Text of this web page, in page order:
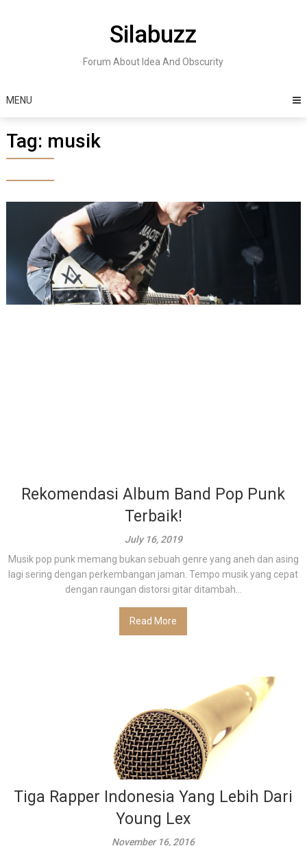
Silabuzz
Forum About Idea And Obscurity
MENU
Tag: musik
Rekomendasi Album Band Pop Punk
Terbaik!
July 16, 2019
Musik pop punk memang bukan sebuah genre yang aneh dan asing
lagi sering dengan perkembangan jaman. Tempo musik yang cepat
dengan raungan distorsi gitar ditambah...
Read More
Tiga Rapper Indonesia Yang Lebih Dari
Young Lex
November 16, 2016